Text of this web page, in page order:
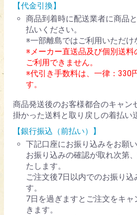
【代金引換】
商品到着時に配送業者に商品
払いください。
※一部離島ではご利用いただけ
※メーカー直送品及び個別送
ご利用できません。
※代引き手数料は、一律：330
す。
商品発送後のお客様都合のキャン
掛かった送料と取り戻しの着払い
【銀行振込（前払い）】
下記口座にお振り込みをお願い
お振り込みの確認が取れ次第
たします。
ご注文後7日以内でのお振り込
す。
7日を過ぎますとご注文をキ
きます。